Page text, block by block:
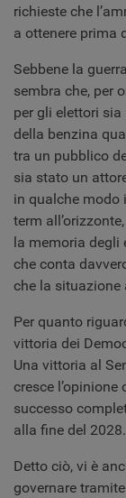
richieste che
a ottenere prima
Sebbene la
sembra che, per
per gli elettori sia
della benzina
tra un pubblico
sia stato un
in qualche modo
term
la memoria degli
che conta
che la situazione
Per quanto
vittoria dei
Una vittoria al
cresce
successo
alla fine del 2028.
Detto ciò, vi è
governare